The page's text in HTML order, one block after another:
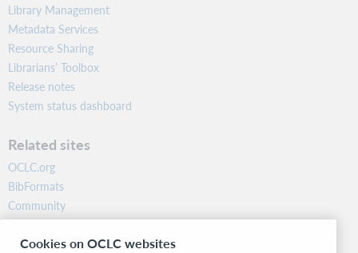
Library Management
Metadata Services
Resource Sharing
Librarians’ Toolbox
Release notes
System status dashboard
Related sites
OCLC.org
BibFormats
Community
Research
WebJunction
Cookies on OCLC websites